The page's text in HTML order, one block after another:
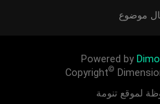
موضوع
Powered by
Copyright©
لموقع تنومة